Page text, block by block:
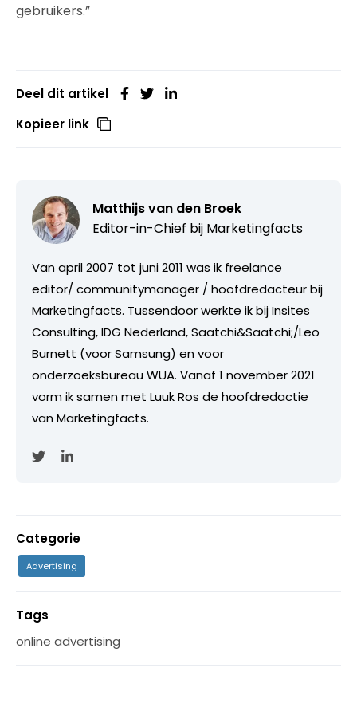
gebruikers.”
Deel dit artikel
Kopieer link
Matthijs van den Broek
Editor-in-Chief bij Marketingfacts
Van april 2007 tot juni 2011 was ik freelance
editor/ communitymanager / hoofdredacteur bij
Marketingfacts. Tussendoor werkte ik bij Insites
Consulting, IDG Nederland, Saatchi&Saatchi;/Leo
Burnett (voor Samsung) en voor
onderzoeksbureau WUA. Vanaf 1 november 2021
vorm ik samen met Luuk Ros de hoofdredactie
van Marketingfacts.
Categorie
Advertising
Tags
online advertising